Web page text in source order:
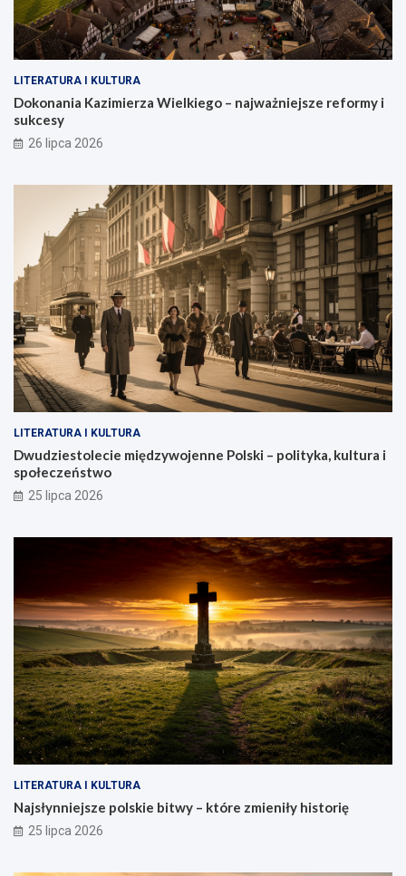
LITERATURA I KULTURA
Dokonania Kazimierza Wielkiego – najważniejsze reformy i
sukcesy
26 lipca 2026
LITERATURA I KULTURA
Dwudziestolecie międzywojenne Polski – polityka, kultura i
społeczeństwo
25 lipca 2026
LITERATURA I KULTURA
Najsłynniejsze polskie bitwy – które zmieniły historię
25 lipca 2026